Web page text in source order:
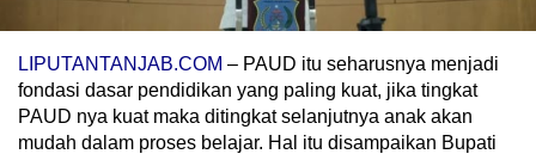
LIPUTANTANJAB.COM – PAUD itu seharusnya menjadi
fondasi dasar pendidikan yang paling kuat, jika tingkat
PAUD nya kuat maka ditingkat selanjutnya anak akan
mudah dalam proses belajar. Hal itu disampaikan Bupati